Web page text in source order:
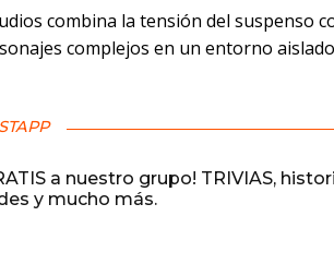
combina la tensión del suspenso
complejos en un entorno
a nuestro grupo! TRIVIAS,
y mucho más.